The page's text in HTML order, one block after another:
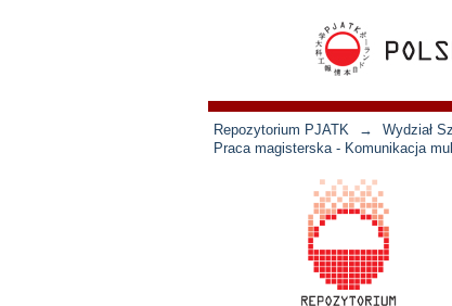
Repozytorium PJATK → Wydział
Praca magisterska - Komunikacja